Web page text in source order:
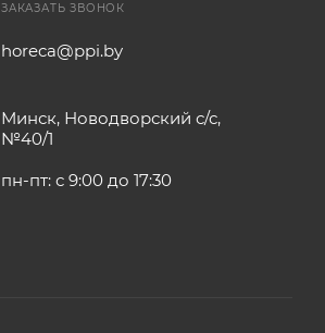
ЗАКАЗАТЬ ЗВОНОК
horeca@ppi.by
Минск, Новодворский с/с,
№40/1
пн-пт: с 9:00 до 17:30